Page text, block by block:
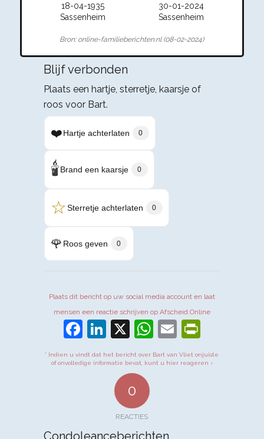
18-04-1935
30-01-2024
Sassenheim
Sassenheim
Bron: online-familieberichten.nl (08-02-2024)
Blijf verbonden
Plaats een hartje, sterretje, kaarsje of
roos voor Bart.
❤️Hartje achterlaten 0
🕯️Brand een kaarsje 0
☆Sterretje achterlaten 0
🌹 Roos geven 0
Plaats dit bericht op uw social media account en laat
mensen een reactie schrijven op Afscheid.Online
Facebook
LinkedIn
X WhatsApp
Email
* Indien u vindt dat het bericht over Bart van Vliet onjuiste
of onvolledige informatie bevat, kunt u hier reageren ›
0
REACTIES
Condoleanceberichten